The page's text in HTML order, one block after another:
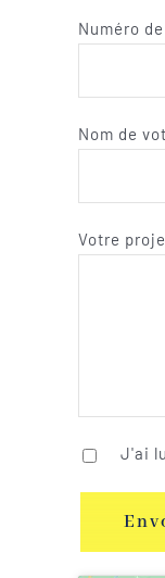
Numéro
Nom de
Votre
J'ai